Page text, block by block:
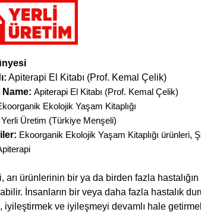
Apiterapi El Kitabı (Prof. Kemal Çelik)
Apiterapi El Kitabı (Prof. Kemal Çelik)
Ekolojik Yaşam Kitaplığı
Yerli Üretim (Türkiye Menşeli)
Ekoorganik Ekolojik Yaşam Kitaplığı ürünleri,
arı ürünlerinin bir ya da birden fazla
İnsanların bir veya daha fazla hastalık
iyileştirmek ve iyileşmeyi devamlı hale